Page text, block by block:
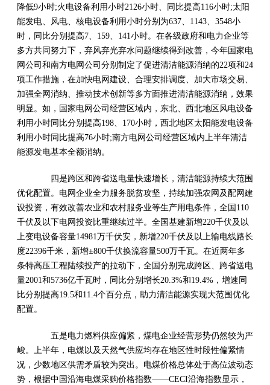
降低9小时;火电设备利用小时2126小时、同比提高116小时;太阳
能发电、风电、核电设备利用小时分别为637、1143、3548小
时，同比分别提高7、159、141小时。在各级政府和电力企业等
多方共同努力下，弃风弃光弃水问题继续得到改善，今年国家电
网公司和南方电网公司分别制定了促进清洁能源消纳的22项和24
项工作措施，在加快电网建设、合理安排调度、加大市场交易、
加强全网消纳、推动技术创新等多方面推进清洁能源消纳，效果
明显。如，国家电网公司经营区域内，东北、西北地区风电设备
利用小时同比分别提高198、170小时，西北地区太阳能发电设备
利用小时同比提高76小时;南方电网公司经营区域内上半年清洁
能源发电基本全额消纳。
四是跨区和跨省送电量快速增长，清洁能源持续大范围
优化配置。电网企业全力服务脱贫攻坚，持续加强农网及配网建
设投资，有效改善农业和农村服务业等生产用电条件，全国110
千伏及以下电网投资比重继续过半。全国基建新增220千伏及以
上变电设备容量14981万千伏安，新增220千伏及以上输电线路长
度22396千米，新增±800千伏换流容量500万千瓦。在近两年多
条特高压工程陆续投产的拉动下，全国分别完成跨区、跨省送电
量2001和5736亿千瓦时，同比分别增长20.3%和19.4%，增速同
比分别提高19.5和11.4个百分点，助力清洁能源实现大范围优化
配置。
五是电力燃料供应偏紧，煤电企业经营形势仍然较为严
峻。上半年，电煤以及天然气供应均存在地区性时段性偏紧情
况，少数地区供需矛盾较为突出。电煤价格总体处于高位波动态
势，根据中国沿海电煤采购价格指数——CECI沿海指数显示，